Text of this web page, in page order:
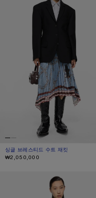
싱글 브레스티드 수트 재킷
현재 색상: 블랙
가격: ₩2,050,000.
₩2,050,000
레이어드 수트 재킷